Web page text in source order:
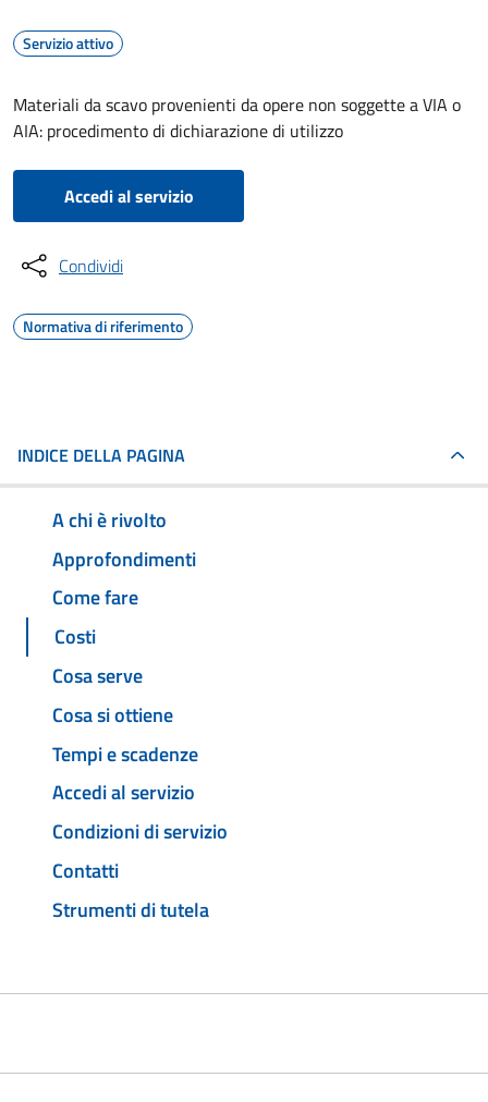
Servizio attivo
Materiali da scavo provenienti da opere non soggette a VIA o
AIA: procedimento di dichiarazione di utilizzo
Accedi al servizio
Condividi
Normativa di riferimento
INDICE DELLA PAGINA
A chi è rivolto
Approfondimenti
Come fare
Costi
Cosa serve
Cosa si ottiene
Tempi e scadenze
Accedi al servizio
Condizioni di servizio
Contatti
Strumenti di tutela